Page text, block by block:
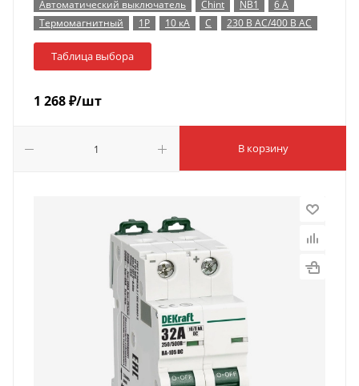
Автоматический выключатель Chint NB1
6 А
Термомагнитный
1P 10 кА C 230 В AC/400 В AC
Таблица выбора
1 268₽/шт
В корзину